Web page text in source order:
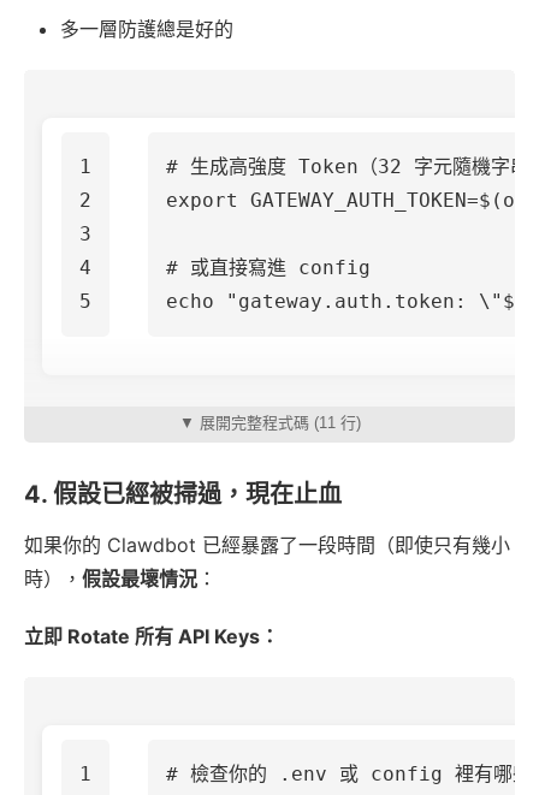
多一層防護總是好的
1
2
3
4
# 生成高強度 Token（32 字元隨機字串
export GATEWAY_AUTH_TOKEN=$(
# 或直接寫進 config
echo
"gateway.auth.token: \" $(
▼ 展開完整程式碼 (11 行)
4. 假設已經被掃過，現在止血
如果你的 Clawdbot 已經暴露了一段時間（即使只有幾小
時）， 假設最壞情況 ：
立即 Rotate 所有 API Keys：
1
# 檢查你的 .env 或 config 裡有哪些